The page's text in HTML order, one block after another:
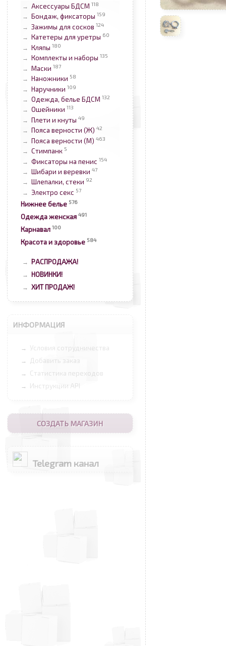
→ Аксессуары БДСМ 118
→ Бондаж, фиксаторы 159
→ Зажимы для сосков 124
→ Катетеры для уретры 60
→ Кляпы 180
→ Комплекты и наборы 135
→ Маски 187
→ Наножники 58
→ Наручники 109
→ Одежда, белье БДСМ 132
→ Ошейники 113
→ Плети и кнуты 49
→ Пояса верности (Ж) 42
→ Пояса верности (М) 463
→ Стимпанк 5
→ Фиксаторы на пенис 154
→ Шибари и веревки 47
→ Шлепалки, стеки 92
→ Электро секс 57
Нижнее белье 576
Одежда женская 491
Карнавал 100
Красота и здоровье 584
→ РАСПРОДАЖА!
→ НОВИНКИ!
→ ХИТ ПРОДАЖ!
ИНФОРМАЦИЯ
→ Условия сотрудничества
→ Добавить заказ
→ Статистика переходов
→ Инструкции API
СОЗДАТЬ МАГАЗИН
Telegram канал